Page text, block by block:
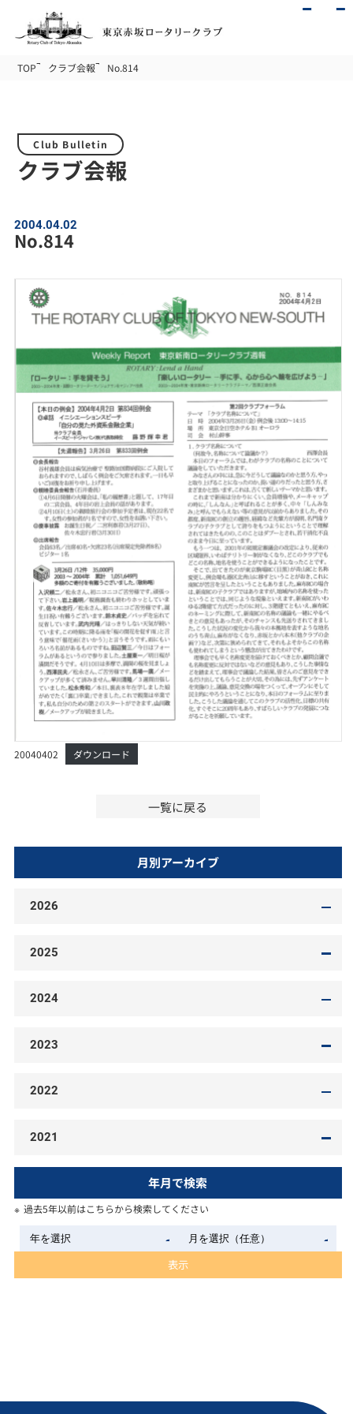
TOP クラブ会報 No.814
Club Bulletin
クラブ会報
2004.04.02
No.814
20040402 ダウンロード
一覧に戻る
月別アーカイブ
2026
2025
2024
2023
2022
2021
年月で検索
過去5年以前はこちらから検索してください
表示